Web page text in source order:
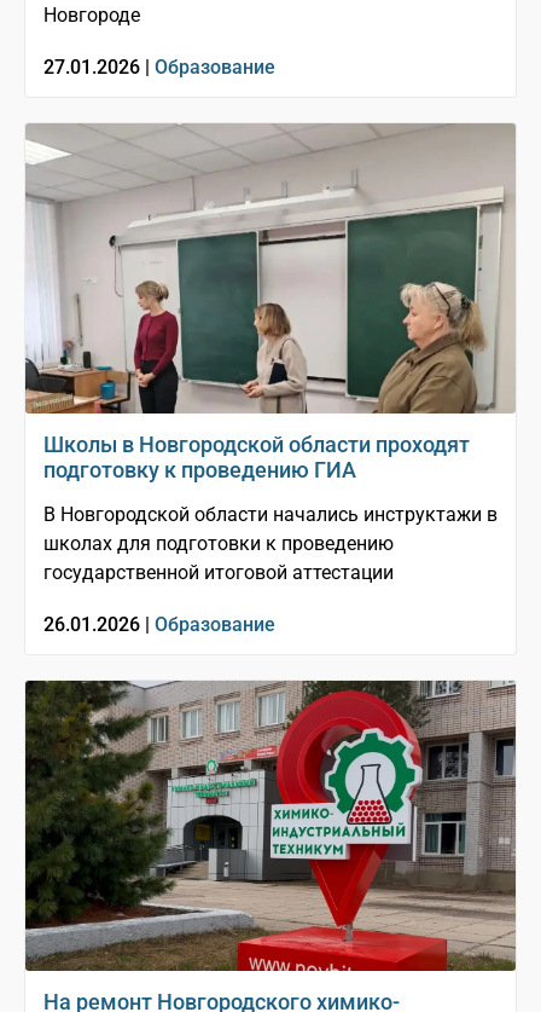
Новгороде
27.01.2026 | Образование
Школы в Новгородской области проходят
подготовку к проведению ГИА
В Новгородской области начались инструктажи в
школах для подготовки к проведению
государственной итоговой аттестации
26.01.2026 | Образование
На ремонт Новгородского химико-